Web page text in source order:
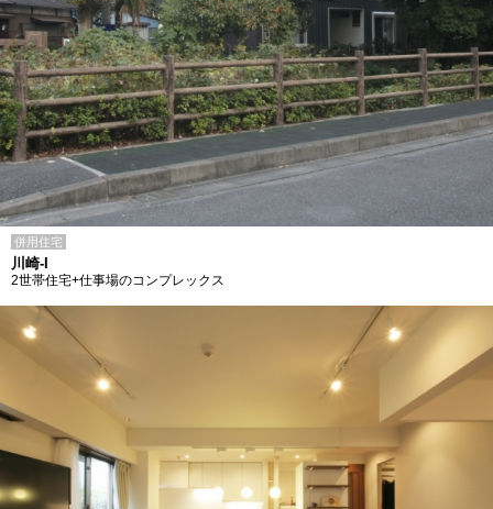
併用住宅
川崎-I
2世帯住宅+仕事場のコンプレックス